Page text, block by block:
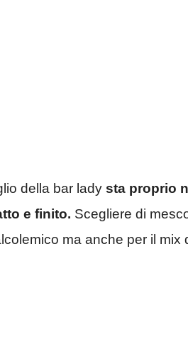
della bar lady sta proprio
e finito. Scegliere di
ma anche per il mix